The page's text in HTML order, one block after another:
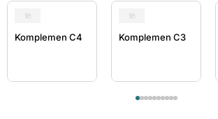
Komplemen C4 Komplemen C3